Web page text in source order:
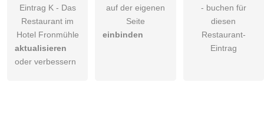
Eintrag K - Das
Restaurant im
Hotel Fronmühle
aktualisieren
oder verbessern
auf der eigenen
Seite
einbinden
- buchen für
diesen
Restaurant-
Eintrag